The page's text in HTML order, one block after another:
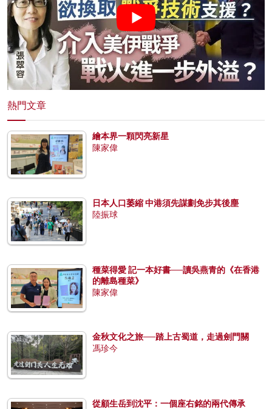
熱門文章
繪本界一顆閃亮新星
陳家偉
日本人口萎縮 中港須先謀劃免步其後塵
陸振球
種菜得愛 記一本好書──讀吳燕青的《在香港
的離島種菜》
陳家偉
金秋文化之旅──踏上古蜀道，走過劍門關
馮珍今
從顧生岳到沈平：一個座右銘的兩代傳承